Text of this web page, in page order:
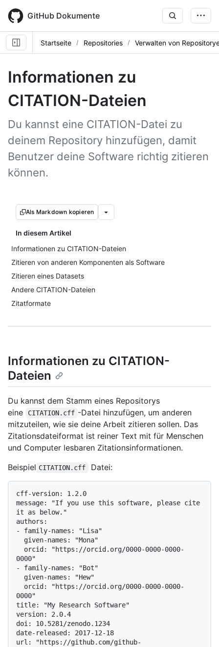
main
content
GitHub Dokumente
Startseite Repositories Verwalten von
Informationen zu
CITATION-Dateien
Du kannst eine CITATION-Datei zu
deinem Repository hinzufügen, damit
Benutzer deine Software richtig zitieren
können.
Als Markdown kopieren
In diesem Artikel
Informationen zu CITATION-Dateien
Zitieren von anderen Komponenten als Software
Zitieren eines Datasets
Andere CITATION-Dateien
Zitatformate
Informationen zu CITATION-
Dateien
Du kannst dem Stamm eines Repositorys
eine
CITATION.cff -Datei hinzufügen, um anderen
mitzuteilen, wie sie deine Arbeit zitieren sollen. Das
Zitationsdateiformat ist reiner Text mit für Menschen
und Computer lesbaren Zitationsinformationen.
Beispiel CITATION.cff Datei:
cff-version: 1.2.0
message: "If you use this software, please cite
it as below."
authors:
- family-names: "Lisa"
0000"
- family-names: "Bot"
0000"
title: "My Research Software"
version: 2.0.4
doi: 10.5281/zenodo.1234
date-released: 2017-12-18
url: "https://github.com/github-